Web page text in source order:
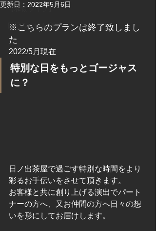
【和物ライブ】
日記みたいな所。
更新日： 2022年5月6日
※こちらのプランは終了致しまし
た
2022/5月現在
特別な日をもっとゴージャス
に？
日ノ出茶屋で過ごす特別な時間をより
彩るお手伝いをさせて頂きます。
お客様と共に創り上げる演出でパート
ナーの方へ、又お仲間の方へ日々の想
いを形にしてお届けします。